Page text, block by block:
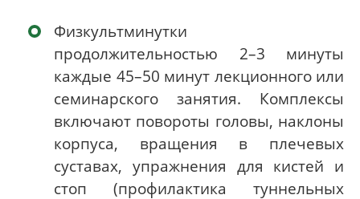
Физкультминутки
продолжительностью 2–3 минуты
каждые 45–50 минут лекционного или
семинарского занятия. Комплексы
включают повороты головы, наклоны
корпуса, вращения в плечевых
суставах, упражнения для кистей и
стоп (профилактика туннельных